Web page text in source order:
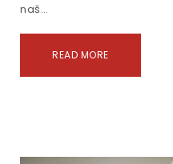
naš…
READ MORE